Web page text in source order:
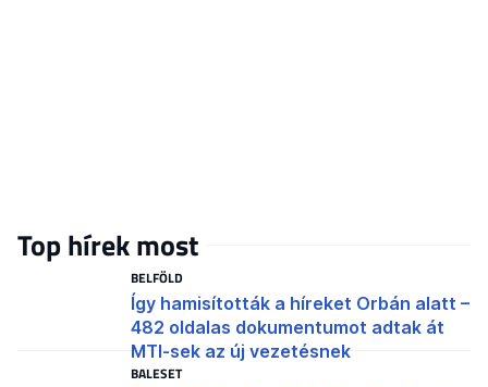
Top hírek most
BELFÖLD
Így hamisították a híreket Orbán alatt –
482 oldalas dokumentumot adtak át
MTI-sek az új vezetésnek
BALESET